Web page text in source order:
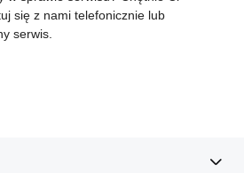
się z nami telefonicznie lub
serwis.